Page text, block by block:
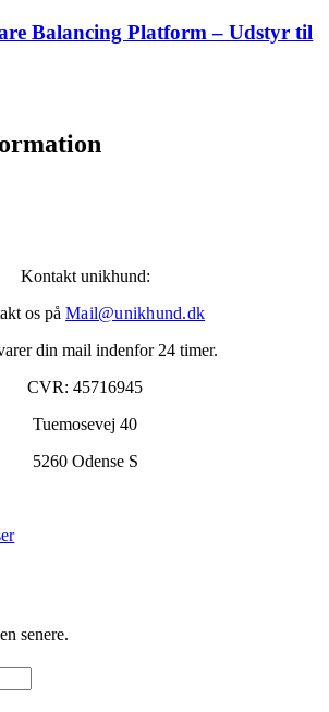
Balancing Platform – Udstyr til
Kontakt unikhund:
os på Mail@unikhund.dk
din mail indenfor 24 timer.
CVR: 45716945
Tuemosevej 40
5260 Odense S
senere.